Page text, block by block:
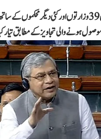
اشونی ویشنو نے کہا کہ یہ بل 39 وزارتوں اور کئی دیگر
موصول ہونے والی تجاویز کے مطابق تیار